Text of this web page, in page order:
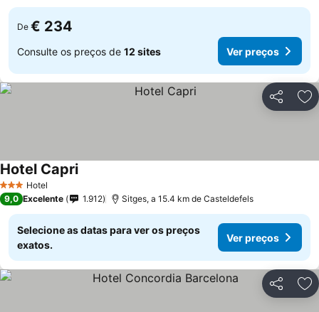
De € 234
Consulte os preços de 12 sites Ver preços
Partilhar
3 EstrelasHotel
Hotel CapriVer preços
9,0 Excelente 1.912 Sitges, a 15.4 km de Casteldefels
Selecione as datas para ver os preços
exatos.
Ver preços
Partilhar